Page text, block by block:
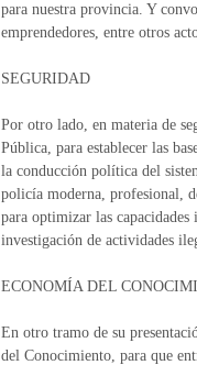
para nuestra provincia. Y
emprendedores, entre otros
SEGURIDAD
Por otro lado, en materia de
Pública, para establecer las
la conducción política del
policía moderna, profesional,
para optimizar las
investigación de actividades
ECONOMÍA DEL
En otro tramo de su
del Conocimiento, para que